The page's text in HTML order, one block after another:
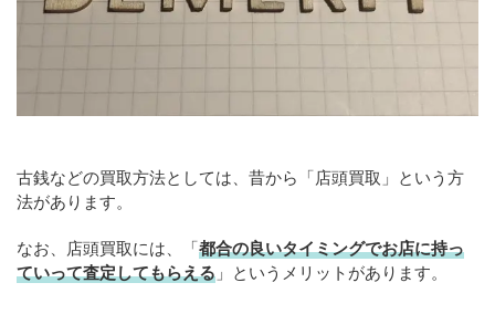
古銭などの買取方法としては、昔から「店頭買取」という方
法があります。
なお、店頭買取には、「都合の良いタイミングでお店に持っ
ていって査定してもらえる 」というメリットがあります。